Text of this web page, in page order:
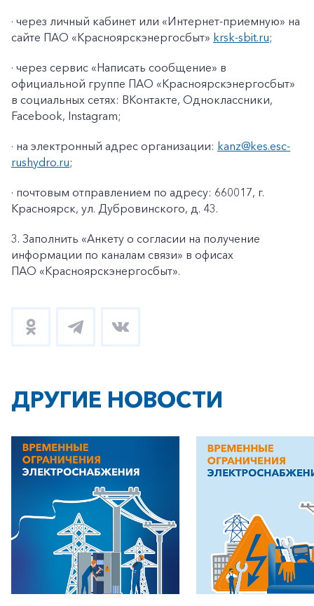
· через личный кабинет или «Интернет-приемную» на
сайте ПАО «Красноярскэнергосбыт» krsk-sbit.ru;
· через сервис «Написать сообщение» в
официальной группе ПАО «Красноярскэнергосбыт»
в социальных сетях: ВКонтакте, Одноклассники,
Facebook, Instagram;
· на электронный адрес организации: kanz@kes.esc-
rushydro.ru;
· почтовым отправлением по адресу: 660017, г.
Красноярск, ул. Дубровинского, д. 43.
3. Заполнить «Анкету о согласии на получение
информации по каналам связи» в офисах
ПАО «Красноярскэнергосбыт».
ДРУГИЕ НОВОСТИ